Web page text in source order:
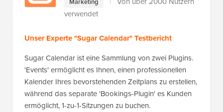
verwendet
Unser Experte "Sugar Calendar" Testbericht
Sugar Calendar ist eine Sammlung von zwei Plugins.
'Events' ermöglicht es Ihnen, einen professionellen
Kalender Ihres bevorstehenden Zeitplans zu erstellen,
während das separate 'Bookings-Plugin' es Kunden
ermöglicht, 1-zu-1-Sitzungen zu buchen.